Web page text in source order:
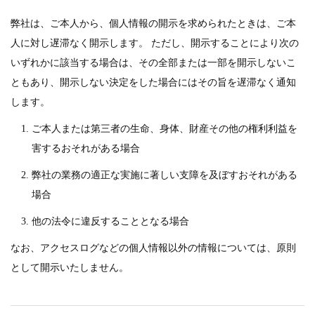
弊社は、ご本人から、個人情報の開示を求められたときは、ご本
人に対し遅滞なく開示します。 ただし、開示することにより次の
いずれかに該当する場合は、その全部または一部を開示しないこ
ともあり、開示しない決定をした場合にはその旨を遅滞なく通知
します。
ご本人または第三者の生命、身体、財産その他の権利利益を
害するおそれがある場合
弊社の業務の適正な実施に著しい支障を及ぼすおそれがある
場合
他の法令に違反することとなる場合
なお、アクセスログなどの個人情報以外の情報については、原則
として開示いたしません。